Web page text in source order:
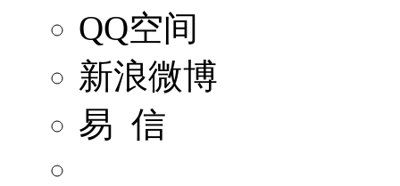
QQ空间
新浪微博
易 信